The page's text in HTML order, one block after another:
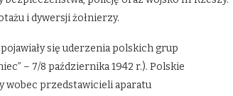
i dywersji żołnierzy.
się uderzenia polskich grup
– 7/8 października 1942 r.). Polskie
wobec przedstawicieli aparatu